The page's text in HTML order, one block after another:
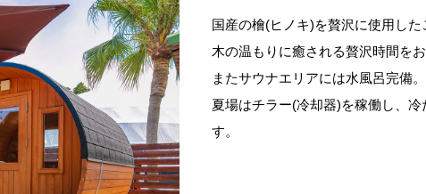
国産の檜(ヒノキ)を贅沢に使用した
木の温もりに癒される贅沢時間をお
またサウナエリアには水風呂完備。
夏場はチラー(冷却器)を稼働し、
す。